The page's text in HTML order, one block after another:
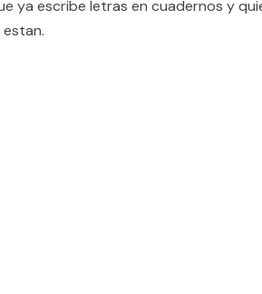
ya escribe letras en cuadernos y